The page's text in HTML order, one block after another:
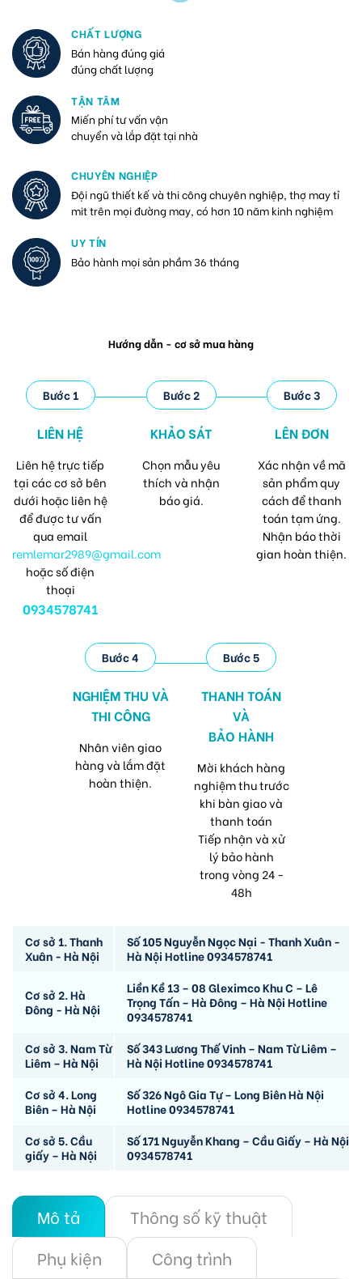
CHẤT LƯỢNG
Bán hàng đúng giá
đúng chất lượng
TẬN TÂM
Miến phí tư vấn vận
chuyển và lắp đặt tại nhà
CHUYÊN NGHIỆP
Đội ngũ thiết kế và thi công chuyên nghiệp, thợ may tỉ
mit trên mọi đường may, có hơn 10 năm kinh nghiệm
UY TÍN
Bảo hành mọi sản phầm 36 tháng
Hướng dẫn - cơ sở mua hàng
Bước 1
LIÊN HỆ
Liên hệ trực tiếp
tại các cơ sở bên
dưới hoặc liên hệ
để được tư vấn
qua email
remlemar2989@gmail.com
hoặc số điện
thoại
0934578741
Bước 2
KHẢO SÁT
Chọn mẫu yêu
thích và nhận
báo giá.
Bước 3
LÊN ĐƠN
Xác nhận về mã
sản phẩm quy
cách để thanh
toán tạm ứng.
Nhận báo thời
gian hoàn thiện.
Bước 4
NGHIỆM THU VÀ
THI CÔNG
Nhân viên giao
hàng và lắm đặt
hoàn thiện.
Bước 5
THANH TOÁN
VÀ
BẢO HÀNH
Mời khách hàng
nghiệm thu trước
khi bàn giao và
thanh toán
Tiếp nhận và xử
lý bảo hành
trong vòng 24 -
48h
Cơ sở 1. Thanh
Xuân - Hà Nội
Số 105 Nguyễn Ngọc Nại - Thanh Xuân -
Hà Nội Hotline 0934578741
Cơ sở 2. Hà
Đông - Hà Nội
Liền Kề 13 – 08 Gleximco Khu C – Lê
Trọng Tấn – Hà Đông – Hà Nội Hotline
0934578741
Cơ sở 3. Nam Từ
Liêm – Hà Nội
Số 343 Lương Thế Vinh – Nam Từ Liêm –
Hà Nội Hotline 0934578741
Cơ sở 4. Long
Biên – Hà Nội
Số 326 Ngô Gia Tự – Long Biên Hà Nội
Hotline 0934578741
Cơ sở 5. Cầu
giấy – Hà Nội
Số 171 Nguyễn Khang – Cầu Giấy – Hà Nội
0934578741
Mô tả
Thông số kỹ thuật
Phụ kiện
Công trình